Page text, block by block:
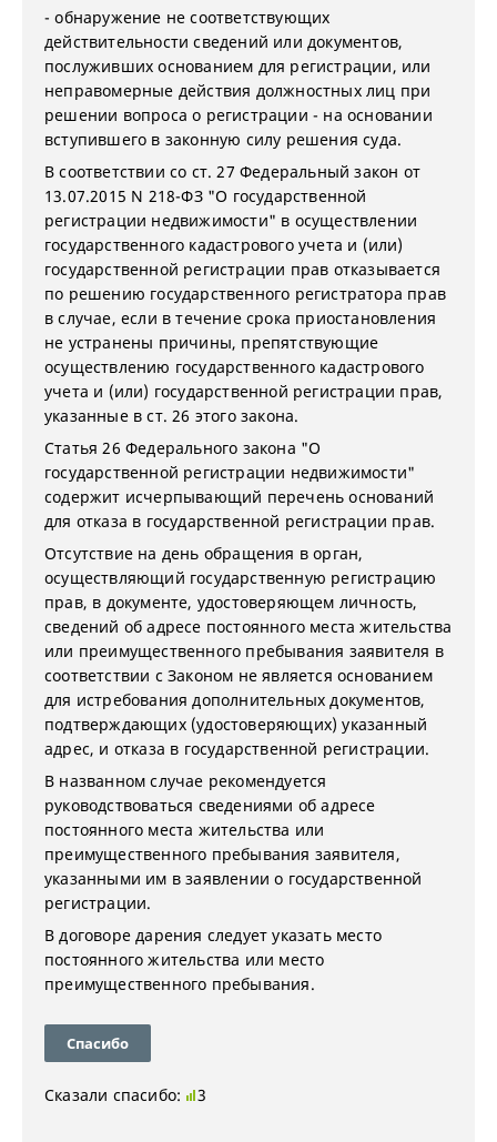
- обнаружение не соответствующих
действительности сведений или документов,
послуживших основанием для регистрации, или
неправомерные действия должностных лиц при
решении вопроса о регистрации - на основании
вступившего в законную силу решения суда.
В соответствии со ст. 27 Федеральный закон от
13.07.2015 N 218-ФЗ "О государственной
регистрации недвижимости" в осуществлении
государственного кадастрового учета и (или)
государственной регистрации прав отказывается
по решению государственного регистратора прав
в случае, если в течение срока приостановления
не устранены причины, препятствующие
осуществлению государственного кадастрового
учета и (или) государственной регистрации прав,
указанные в ст. 26 этого закона.
Статья 26 Федерального закона "О
государственной регистрации недвижимости"
содержит исчерпывающий перечень оснований
для отказа в государственной регистрации прав.
Отсутствие на день обращения в орган,
осуществляющий государственную регистрацию
прав, в документе, удостоверяющем личность,
сведений об адресе постоянного места жительства
или преимущественного пребывания заявителя в
соответствии с Законом не является основанием
для истребования дополнительных документов,
подтверждающих (удостоверяющих) указанный
адрес, и отказа в государственной регистрации.
В названном случае рекомендуется
руководствоваться сведениями об адресе
постоянного места жительства или
преимущественного пребывания заявителя,
указанными им в заявлении о государственной
регистрации.
В договоре дарения следует указать место
постоянного жительства или место
преимущественного пребывания.
Спасибо
Сказали спасибо: 3